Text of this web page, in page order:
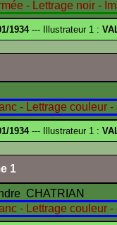
1934--- Illustrateur 1 :
1934--- Illustrateur 1 :
1
CHATRIAN